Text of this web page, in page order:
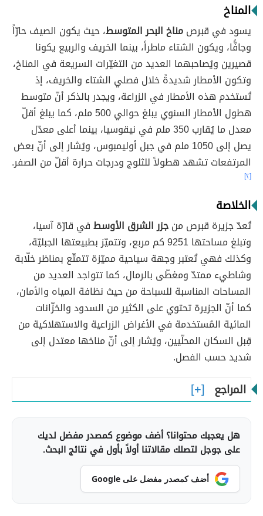
المناخ
يسود في قبرصمناخ البحر المتوسط، حيث يكون الصيف حارّاً
وجافًّا، ويكون الشتاء ماطراً، بينما الخريف والربيع يكونا
قصيرين ويُصاحبهما العديد من التغيّرات السريعة في المناخ،
وتكون الأمطار شديدةً خلال فصلي الشتاء والخريف، إذ
تُستخدم هذه الأمطار في الزراعة، ويجدر بالذكر أنّ متوسط
هطول الأمطار السنوي يبلغ حوالي 500 ملم، كما يبلغ أقلّ
معدل ما يُقارب 350 ملم في نيقوسيا، بينما أعلى معدّل
يصل إلى 1050 ملم في جبل أوليمبوس، ويُشار إلى أنّ بعض
المرتفعات تشهد هطولاً للثلوج ودرجات حرارة أقلّ من الصفر.
[٢]
الخلاصة
تُعدّ جزيرة قبرص منجزر الشرق الأوسطفي قارّة آسيا،
وتبلغ مساحتها 9251 كم مربع، وتتميّز بطبيعتها الجبليّة،
وكذلك فهي تُعتبر وجهة سياحية مميّزة تتمتّع بمناظر خلّابة
وشاطيء ممتدّ ومغطّى بالرمال، كما تتواجد العديد من
المساحات المناسبة للسباحة من حيث نظافة المياه والأمان،
كما أنّ الجزيرة تحتوي على الكثير من السدود والخزّانات
المائية المُستخدمة في الأغراض الزراعية والاستهلاكية من
قِبل السكان المحلّيين، ويُشار إلى أنّ مناخها معتدل إلى
شديد حسب الفصل.
المراجع
هل يعجبك محتوانا؟ أضف موضوع كمصدر مفضل لديك
على جوجل لتصلك مقالاتنا أولاً بأول في نتائج البحث.
أضف كمصدر مفضل على Google